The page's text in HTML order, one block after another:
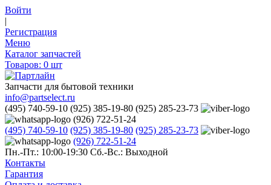
Войти
|
Регистрация
Меню
Каталог запчастей
Товаров: 0 шт
Запчасти для бытовой техники
info@partselect.ru
(495) 740-59-10 (925) 385-19-80 (925) 285-23-73
(926) 722-51-24
(495) 740-59-10 (925) 385-19-80 (925) 285-23-73
(926) 722-51-24
Пн.-Пт.: 10:00-19:30 Сб.-Вс.: Выходной
Контакты
Гарантия